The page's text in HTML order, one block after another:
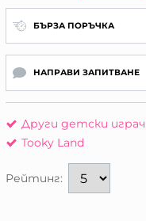
БЪРЗА ПОРЪЧКА
НАПРАВИ ЗАПИТВАНЕ
Други детски
Tooky Land
Рейтинг: